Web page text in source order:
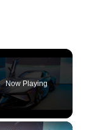
Now Playing
×